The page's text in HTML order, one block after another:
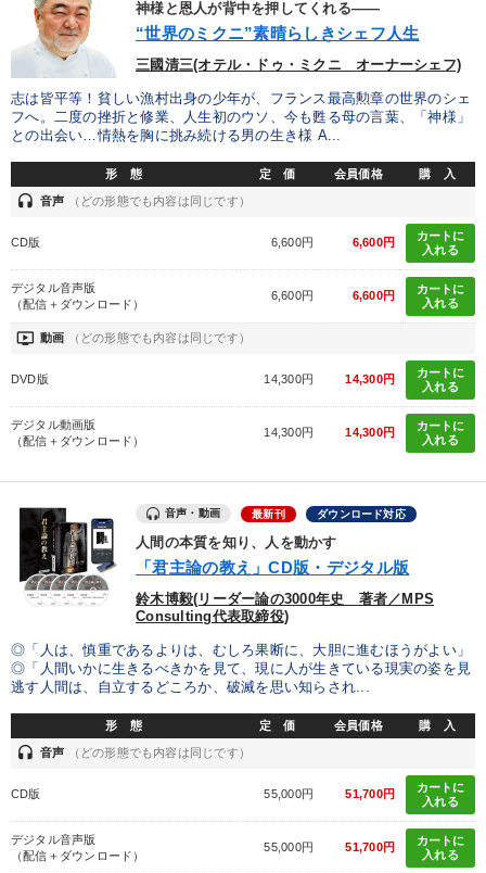
神様と恩人が背中を押してくれる――
“世界のミクニ”素晴らしきシェフ人生
三國清三(オテル・ドゥ・ミクニ オーナーシェフ)
志は皆平等！貧しい漁村出身の少年が、フランス最高勲章の世界のシェ
フへ。二度の挫折と修業、人生初のウソ、今も甦る母の言葉、「神様」
との出会い…情熱を胸に挑み続ける男の生き様 A...
形 態 定 価 会員価格 購 入
headset 音声 （どの形態でも内容は同じです）
CD版 6,600円 6,600円
カートに
入れる
デジタル音声版
（配信＋ダウンロード）
6,600円 6,600円
カートに
入れる
ondemand_video 動画 （どの形態でも内容は同じです）
DVD版 14,300円 14,300円
カートに
入れる
デジタル動画版
（配信＋ダウンロード）
14,300円 14,300円
カートに
入れる
音声・動画 最新刊 ダウンロード対応
人間の本質を知り、人を動かす
「君主論の教え」CD版・デジタル版
鈴木博毅(リーダー論の3000年史 著者／MPS
Consulting代表取締役)
◎「人は、慎重であるよりは、むしろ果断に、大胆に進むほうがよい」
◎「人間いかに生きるべきかを見て、現に人が生きている現実の姿を見
逃す人間は、自立するどころか、破滅を思い知らされ...
形 態 定 価 会員価格 購 入
headset 音声 （どの形態でも内容は同じです）
CD版 55,000円 51,700円
カートに
入れる
デジタル音声版
（配信＋ダウンロード）
55,000円 51,700円
カートに
入れる